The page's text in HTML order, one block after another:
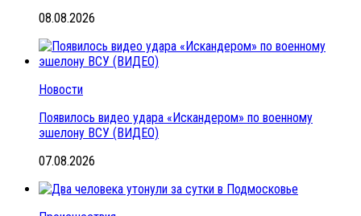
08.08.2026
Новости
Появилось видео удара «Искандером» по военному
эшелону ВСУ (ВИДЕО)
07.08.2026